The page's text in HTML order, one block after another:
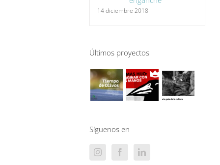
14 diciembre 2018
Últimos proyectos
Síguenos en